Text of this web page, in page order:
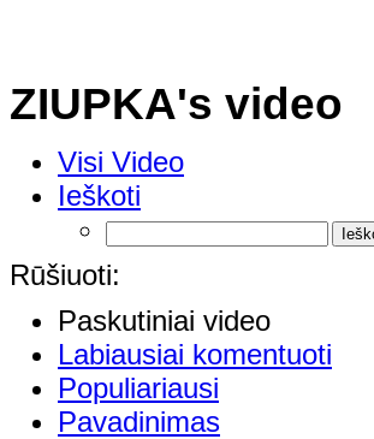
ZIUPKA's video
Visi Video
Ieškoti
Rūšiuoti:
Paskutiniai video
Labiausiai komentuoti
Populiariausi
Pavadinimas